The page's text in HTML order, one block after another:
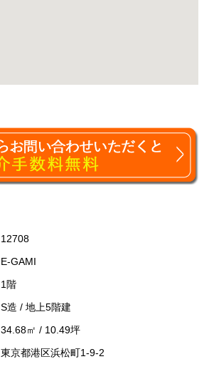
12708
E-GAMI
1階
S造 / 地上5階建
34.68㎡ / 10.49坪
東京都港区浜松町1-9-2